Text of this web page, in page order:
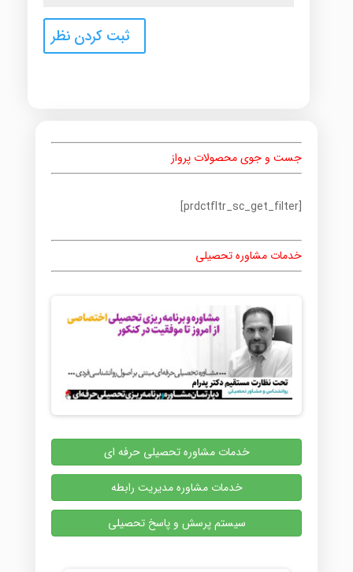
جست و جوی محصولات پرواز
[prdctfltr_sc_get_filter]
خدمات مشاوره تحصیلی
خدمات مشاوره تحصیلی حرفه ای
خدمات مشاوره مدیریت رابطه
سیستم پرسش و پاسخ تحصیلی